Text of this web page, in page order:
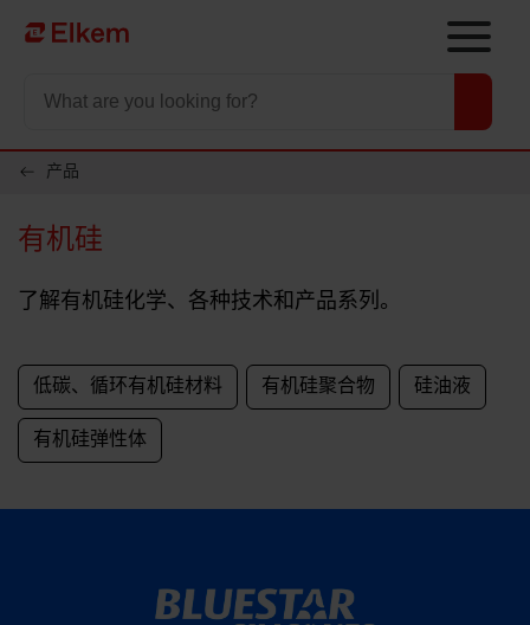
Skip to main content
To start page
产品
有机硅
了解有机硅化学、各种技术和产品系列。
低碳、循环有机硅材料 有机硅聚合物 硅油液
有机硅弹性体